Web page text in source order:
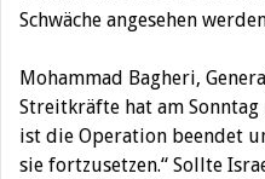
Schwäche angesehen
Mohammad Bagheri,
Streitkräfte hat am
ist die Operation beendet
sie fortzusetzen.“ Sollte